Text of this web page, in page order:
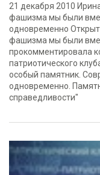
21 декабря 2010
фашизма мы были
одновременно
фашизма мы были
прокомментировала
патриотического
особый памятник.
одновременно.
справедливости"